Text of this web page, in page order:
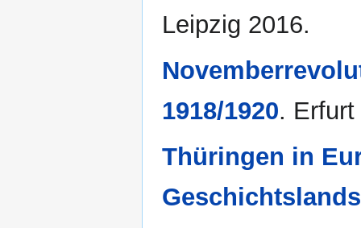
Leipzig 2016.
1918/1920.
Thüringen in